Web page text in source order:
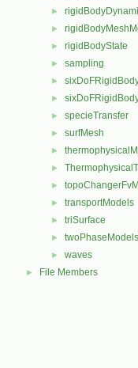
►
►
► rigidBodyState
► sampling
►
►
► specieTransfer
► surfMesh
►
►
►
► transportModels
► triSurface
► twoPhaseModels
► waves
► File Members